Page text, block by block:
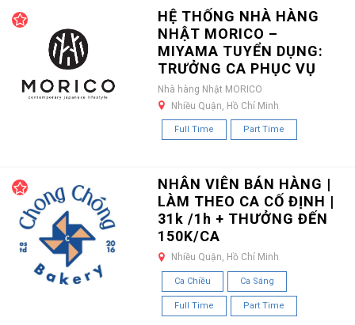
HỆ THỐNG NHÀ HÀNG
NHẬT MORICO –
MIYAMA TUYỂN DỤNG:
TRƯỞNG CA PHỤC VỤ
Nhà hàng Nhật MORICO
Nhiều Quận, Hồ Chí Minh
Full Time Part Time
NHÂN VIÊN BÁN HÀNG |
LÀM THEO CA CỐ ĐỊNH |
31k /1h + THƯỞNG ĐẾN
150K/CA
Nhiều Quận, Hồ Chí Minh
Ca Chiều Ca Sáng
Full Time Part Time